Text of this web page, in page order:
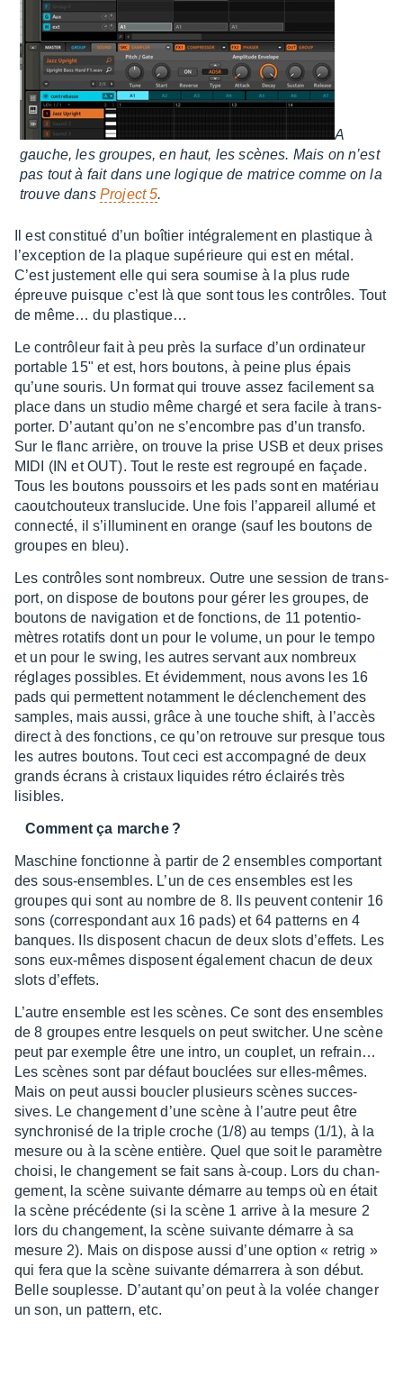
A
gauche, les groupes, en haut, les scènes. Mais on n’est
pas tout à fait dans une logique de matrice comme on la
trouve dans Project 5.
Il est consti­tué d’un boîtier inté­gra­le­ment en plas­tique à
l’ex­cep­tion de la plaque supé­rieure qui est en métal.
C’est juste­ment elle qui sera soumise à la plus rude
épreuve puisque c’est là que sont tous les contrôles. Tout
de même… du plas­tique…
Le contrô­leur fait à peu près la surface d’un ordi­na­teur
portable 15" et est, hors boutons, à peine plus épais
qu’une souris. Un format qui trouve assez faci­le­ment sa
place dans un studio même chargé et sera facile à trans­
por­ter. D’au­tant qu’on ne s’en­combre pas d’un transfo.
Sur le flanc arrière, on trouve la prise USB et deux prises
MIDI (IN et OUT). Tout le reste est regroupé en façade.
Tous les boutons pous­soirs et les pads sont en maté­riau
caou­tchou­teux trans­lu­cide. Une fois l’ap­pa­reil allumé et
connecté, il s’illu­minent en orange (sauf les boutons de
groupes en bleu).
Les contrôles sont nombreux. Outre une session de trans­
port, on dispose de boutons pour gérer les groupes, de
boutons de navi­ga­tion et de fonc­tions, de 11 poten­tio­
mètres rota­tifs dont un pour le volume, un pour le tempo
et un pour le swing, les autres servant aux nombreux
réglages possibles. Et évidem­ment, nous avons les 16
pads qui permettent notam­ment le déclen­che­ment des
samples, mais aussi, grâce à une touche shift, à l’ac­cès
direct à des fonc­tions, ce qu’on retrouve sur presque tous
les autres boutons. Tout ceci est accom­pa­gné de deux
grands écrans à cris­taux liquides rétro éclai­rés très
lisibles.
Comment ça marche ?
Maschine fonc­tionne à partir de 2 ensembles compor­tant
des sous-ensembles. L’un de ces ensembles est les
groupes qui sont au nombre de 8. Ils peuvent conte­nir 16
sons (corres­pon­dant aux 16 pads) et 64 patterns en 4
banques. Ils disposent chacun de deux slots d’ef­fets. Les
sons eux-mêmes disposent égale­ment chacun de deux
slots d’ef­fets.
L’autre ensemble est les scènes. Ce sont des ensembles
de 8 groupes entre lesquels on peut swit­cher. Une scène
peut par exemple être une intro, un couplet, un refrain…
Les scènes sont par défaut bouclées sur elles-mêmes.
Mais on peut aussi boucler plusieurs scènes succes­
sives. Le chan­ge­ment d’une scène à l’autre peut être
synchro­nisé de la triple croche (1/8) au temps (1/1), à la
mesure ou à la scène entière. Quel que soit le para­mètre
choisi, le chan­ge­ment se fait sans à-coup. Lors du chan­
ge­ment, la scène suivante démarre au temps où en était
la scène précé­dente (si la scène 1 arrive à la mesure 2
lors du chan­ge­ment, la scène suivante démarre à sa
mesure 2). Mais on dispose aussi d’une option « retrig »
qui fera que la scène suivante démar­rera à son début.
Belle souplesse. D’au­tant qu’on peut à la volée chan­ger
un son, un pattern, etc.